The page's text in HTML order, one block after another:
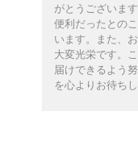
がとうございま
便利だったとの
います。また、
大変光栄です。
届けできるよう
を心よりお待ち